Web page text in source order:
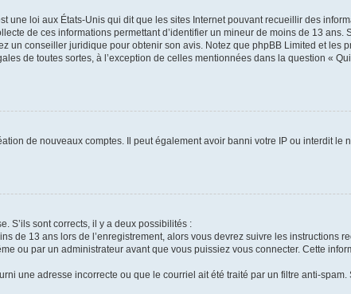
une loi aux États-Unis qui dit que les sites Internet pouvant recueillir des
de ces informations permettant d’identifier un mineur de moins de 13 ans.
un conseiller juridique pour obtenir son avis. Notez que phpBB Limited et les
de toutes sortes, à l’exception de celles mentionnées dans la question «
de nouveaux comptes. Il peut également avoir banni votre IP ou interdit le
S’ils sont corrects, il y a deux possibilités :
de 13 ans lors de l’enregistrement, alors vous devrez suivre les instructions
ou par un administrateur avant que vous puissiez vous connecter. Cette
une adresse incorrecte ou que le courriel ait été traité par un filtre anti-